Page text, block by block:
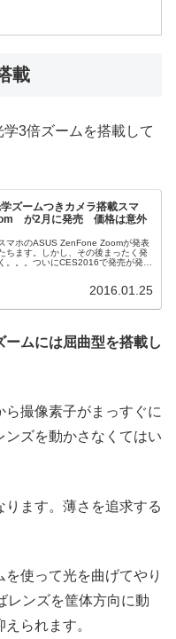
載
3倍ズームを搭載して
ズームつきカメラ搭載スマ
が2月に発売 価格は意外
マホのASUS ZenFone Zoomが発表
ちます。しかし、その後まったく発
。。。ついにCES2016で発売が発表
2016.01.25
ームには屈曲型を搭載し
撮像素子がまっすぐに
ンズを動かさなくてはい
ます。薄さを追求する
使って光を曲げてやり
レンズを筐体方向に動
られます。